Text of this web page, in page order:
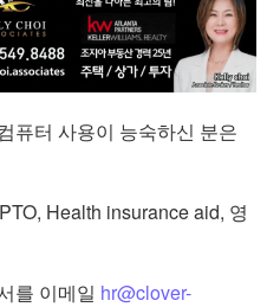
퓨터 사용이 능숙하신 분은
Health insurance aid, 영
를 이메일 hr@clover-